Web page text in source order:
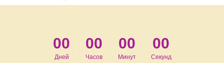
00
Дней
00
Часов
00
Минут
00
Секунд